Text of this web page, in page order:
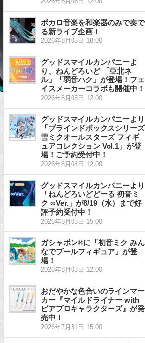
ボカロ音楽を和楽器のみで奏で
る新ライブ企画！
2026年8月05日 18:00
グッドスマイルカンパニーよ
り、ねんどろいど 「亞北ネ
ル」「弱音ハク」が登場！フェ
イスメーカーコラボも開催中！
2026年8月05日 12:00
グッドスマイルカンパニーより
「ブラインドボックスシリーズ
雪ミクオールスターズ フィギ
ュアコレクション Vol.1」が登
場！ご予約受付中！
2026年8月04日 12:00
グッドスマイルカンパニーより
「ねんどろいどどーる 初音ミ
ク ∞Ver.」が8/19（水）まで好
評予約受付中！
2026年8月03日 15:00
ガシャポン®に「初音ミク みん
なでプールフィギュア」が登
場！
2026年8月03日 12:00
おだやかな色合いのラインマー
カー『マイルドライナー with
ピアプロキャラクターズ』が発
売中！
2026年7月31日 15:00